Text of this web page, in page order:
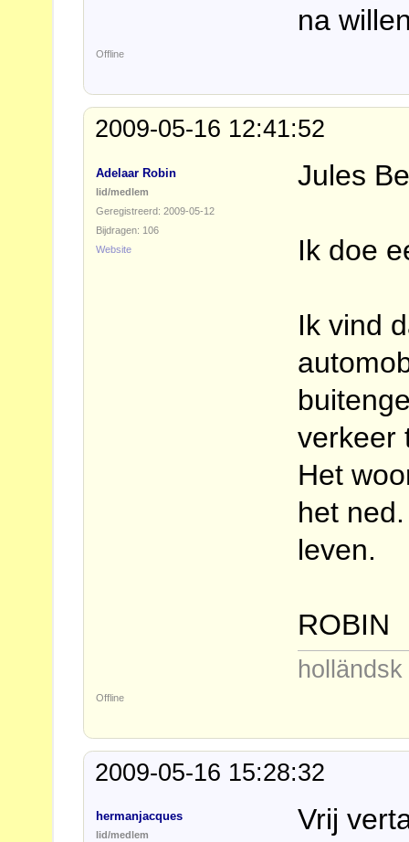
na
Offline
2009-05-16 12:41:52
Adelaar Robin
lid/medlem
Geregistreerd: 2009-05-12
Bijdragen: 106
Website
Jules
Ik doe
Ik vind
verkeer
Het
het
leven.
ROBIN
Offline
2009-05-16 15:28:32
hermanjacques
lid/medlem
Vrij